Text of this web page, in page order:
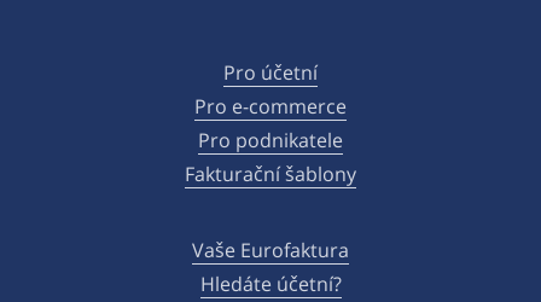
Pro účetní
Pro e-commerce
Pro podnikatele
Fakturační šablony
Vaše Eurofaktura
Hledáte účetní?